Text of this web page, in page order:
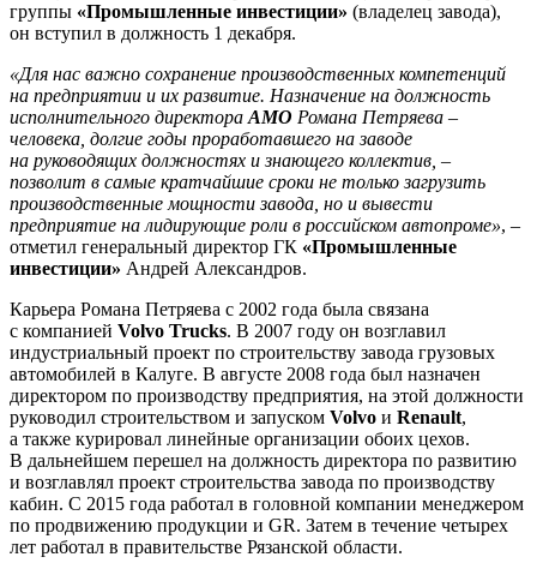
группы «Промышленные инвестиции» (владелец завода),
он вступил в должность 1 декабря.
«Для нас важно сохранение производственных компетенций
на предприятии и их развитие. Назначение на должность
исполнительного директора АМО Романа Петряева –
человека, долгие годы проработавшего на заводе
на руководящих должностях и знающего коллектив, –
позволит в самые кратчайшие сроки не только загрузить
производственные мощности завода, но и вывести
предприятие на лидирующие роли в российском автопроме», –
отметил генеральный директор ГК «Промышленные
инвестиции» Андрей Александров.
Карьера Романа Петряева с 2002 года была связана
с компанией Volvo Trucks. В 2007 году он возглавил
индустриальный проект по строительству завода грузовых
автомобилей в Калуге. В августе 2008 года был назначен
директором по производству предприятия, на этой должности
руководил строительством и запуском Volvo и Renault,
а также курировал линейные организации обоих цехов.
В дальнейшем перешел на должность директора по развитию
и возглавлял проект строительства завода по производству
кабин. С 2015 года работал в головной компании менеджером
по продвижению продукции и GR. Затем в течение четырех
лет работал в правительстве Рязанской области.